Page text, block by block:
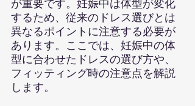
が重要です。妊娠中は体型が変化
するため、従来のドレス選びとは
異なるポイントに注意する必要が
あります。ここでは、妊娠中の体
型に合わせたドレスの選び方や、
フィッティング時の注意点を解説
します。